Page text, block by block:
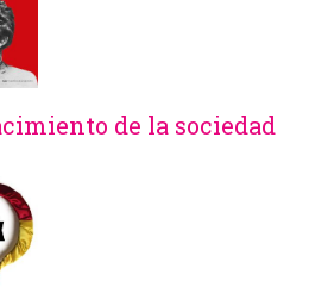
de la sociedad